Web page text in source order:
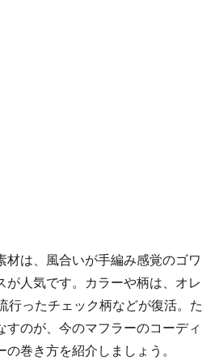
は、風合いが手編み感覚のゴワ
人気です。カラーや柄は、オレ
行ったチェック柄などが復活。た
のが、今のマフラーのコーディ
巻き方を紹介しましょう。